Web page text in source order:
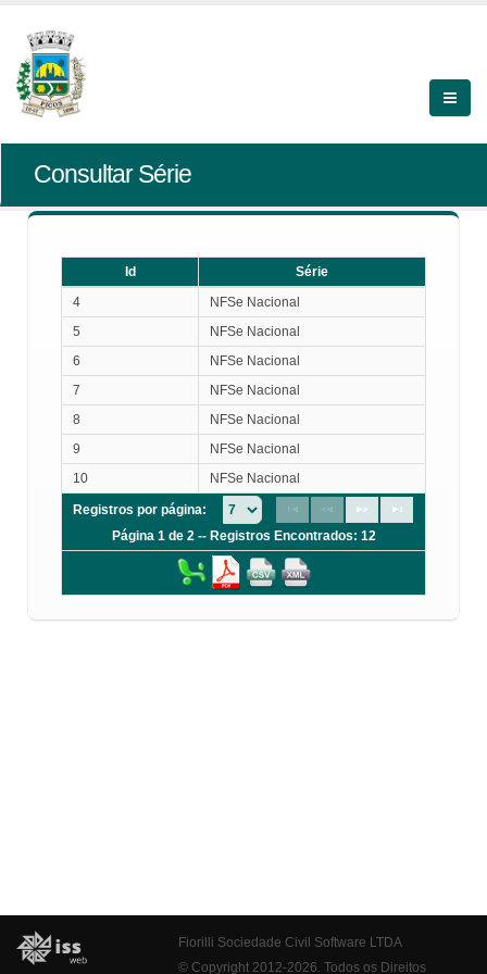
Consultar Série
Id
Série
Série
4
NFSe Nacional
5
NFSe Nacional
6
NFSe Nacional
7
NFSe Nacional
8
NFSe Nacional
9
NFSe Nacional
10
NFSe Nacional
Registros por página:
Página 1 de 2 -- Registros Encontrados: 12
Fiorilli Sociedade Civil Software LTDA
© Copyright 2012-2026. Todos os Direitos